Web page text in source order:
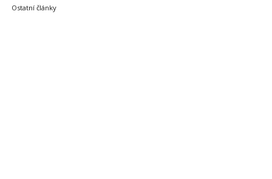
Ostatní články